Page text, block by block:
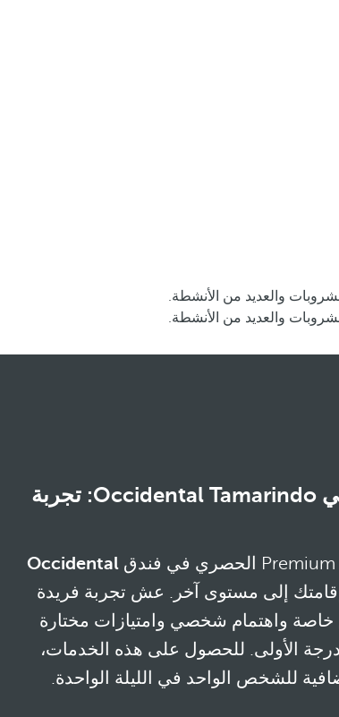
Premium Level في Occidental Tamarindo: تجربة
Occidental
إلى مستوى آخر. عش تجربة فريدة
واهتمام شخصي وامتيازات مختارة
الأولى. للحصول على هذه الخدمات،
للشخص الواحد في الليلة الواحدة.